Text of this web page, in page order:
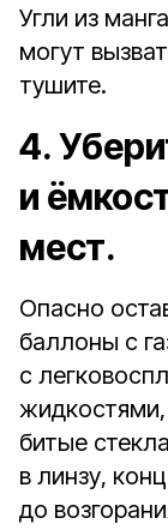
Угли из
могут
тушите.
4.
и
мест.
Опасно
баллоны с
с
битые
в линзу,
до